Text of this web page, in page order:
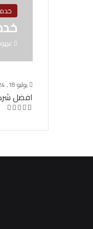
يوليو 18, 2024
افضل